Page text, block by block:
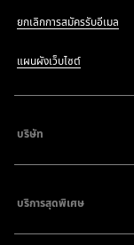
ยกเลิกการสมัครรับอีเมล
แผนผังเว็บไซต์
บริษัท
บริการสุดพิเศษ